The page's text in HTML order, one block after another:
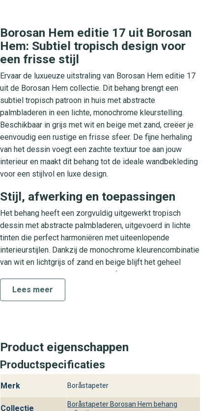
Borosan Hem editie 17 uit Borosan
Hem: Subtiel tropisch design voor
een frisse stijl
Ervaar de luxueuze uitstraling van Borosan Hem editie 17
uit de Borosan Hem collectie. Dit behang brengt een
subtiel tropisch patroon in huis met abstracte
palmbladeren in een lichte, monochrome kleurstelling.
Beschikbaar in grijs met wit en beige met zand, creëer je
eenvoudig een rustige en frisse sfeer. De fijne herhaling
van het dessin voegt een zachte textuur toe aan jouw
interieur en maakt dit behang tot de ideale wandbekleding
voor een stijlvol en luxe design.
Stijl, afwerking en toepassingen
Het behang heeft een zorgvuldig uitgewerkt tropisch
dessin met abstracte palmbladeren, uitgevoerd in lichte
tinten die perfect harmoniëren met uiteenlopende
interieurstijlen. Dankzij de monochrome kleurencombinatie
van wit en lichtgrijs of zand en beige blijft het geheel
stijlvol en rustgevend. De matte afwerking accentueert de
zachte textuur van de herhalende patronen en maakt deze
wandbekleding uitermate geschikt voor woonkamer,
De Borosan Hem collectie
De Borosan Hem collectie staat voor tijdloos design en
hoogwaardige kwaliteit. Elk patroon is met oog voor detail
ontworpen, zodat je verzekerd bent van een luxe
wandbekleding die lang meegaat. Of je nu kiest voor een
Lees meer
Product eigenschappen
Productspecificaties
Merk Boråstapeter
Collectie
Boråstapeter Borosan Hem behang